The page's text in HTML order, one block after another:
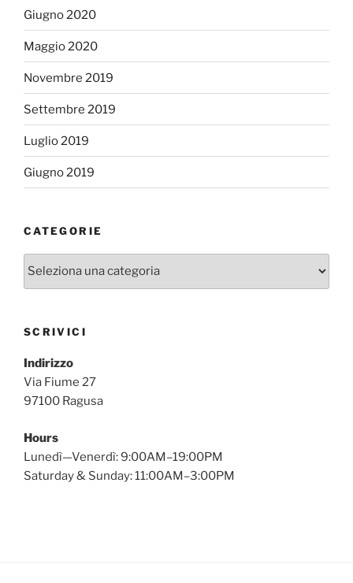
Giugno 2020
Maggio 2020
Novembre 2019
Settembre 2019
Luglio 2019
Giugno 2019
CATEGORIE
SCRIVICI
Indirizzo
Via Fiume 27
97100 Ragusa
Hours
Lunedì—Venerdì: 9:00AM–19:00PM
Saturday & Sunday: 11:00AM–3:00PM